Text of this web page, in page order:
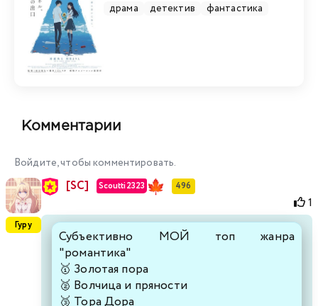
драма детектив фантастика
Комментарии
Войдите, чтобы комментировать.
Гуру
[SC] Scoutti2323 496
1
Субъективно МОЙ топ жанра
"романтика"
🥇 Золотая пора
🥈 Волчица и пряности
🥉 Тора Дора